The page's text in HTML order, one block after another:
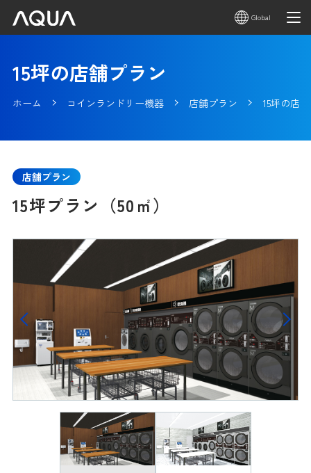
Global
15坪の店舗プラン
ホーム コインランドリー機器 店舗プラン 15坪の店
店舗プラン
15坪プラン（50㎡）
Previous Next